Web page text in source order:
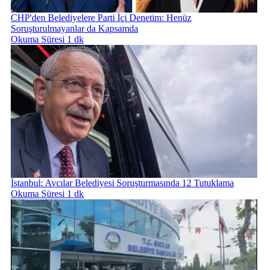
CHP'den Belediyelere Parti İçi Denetim: Henüz
Soruşturulmayanlar da Kapsamda
Okuma Süresi 1 dk
İstanbul: Avcılar Belediyesi Soruşturmasında 12 Tutuklama
Okuma Süresi 1 dk